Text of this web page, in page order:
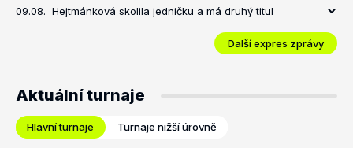
09.08. Hejtmánková skolila jedničku a má druhý titul
Další expres zprávy
Aktuální turnaje
Hlavní turnaje Turnaje nižší úrovně